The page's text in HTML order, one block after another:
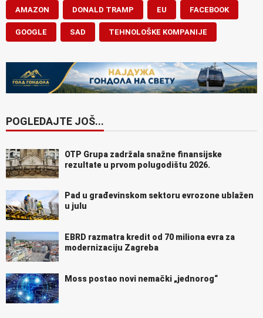
AMAZON DONALD TRAMP EU FACEBOOK
GOOGLE SAD TEHNOLOŠKE KOMPANIJE
POGLEDAJTE JOŠ...
OTP Grupa zadržala snažne finansijske
rezultate u prvom polugodištu 2026.
Pad u građevinskom sektoru evrozone ublažen
u julu
EBRD razmatra kredit od 70 miliona evra za
modernizaciju Zagreba
Moss postao novi nemački „jednorog“